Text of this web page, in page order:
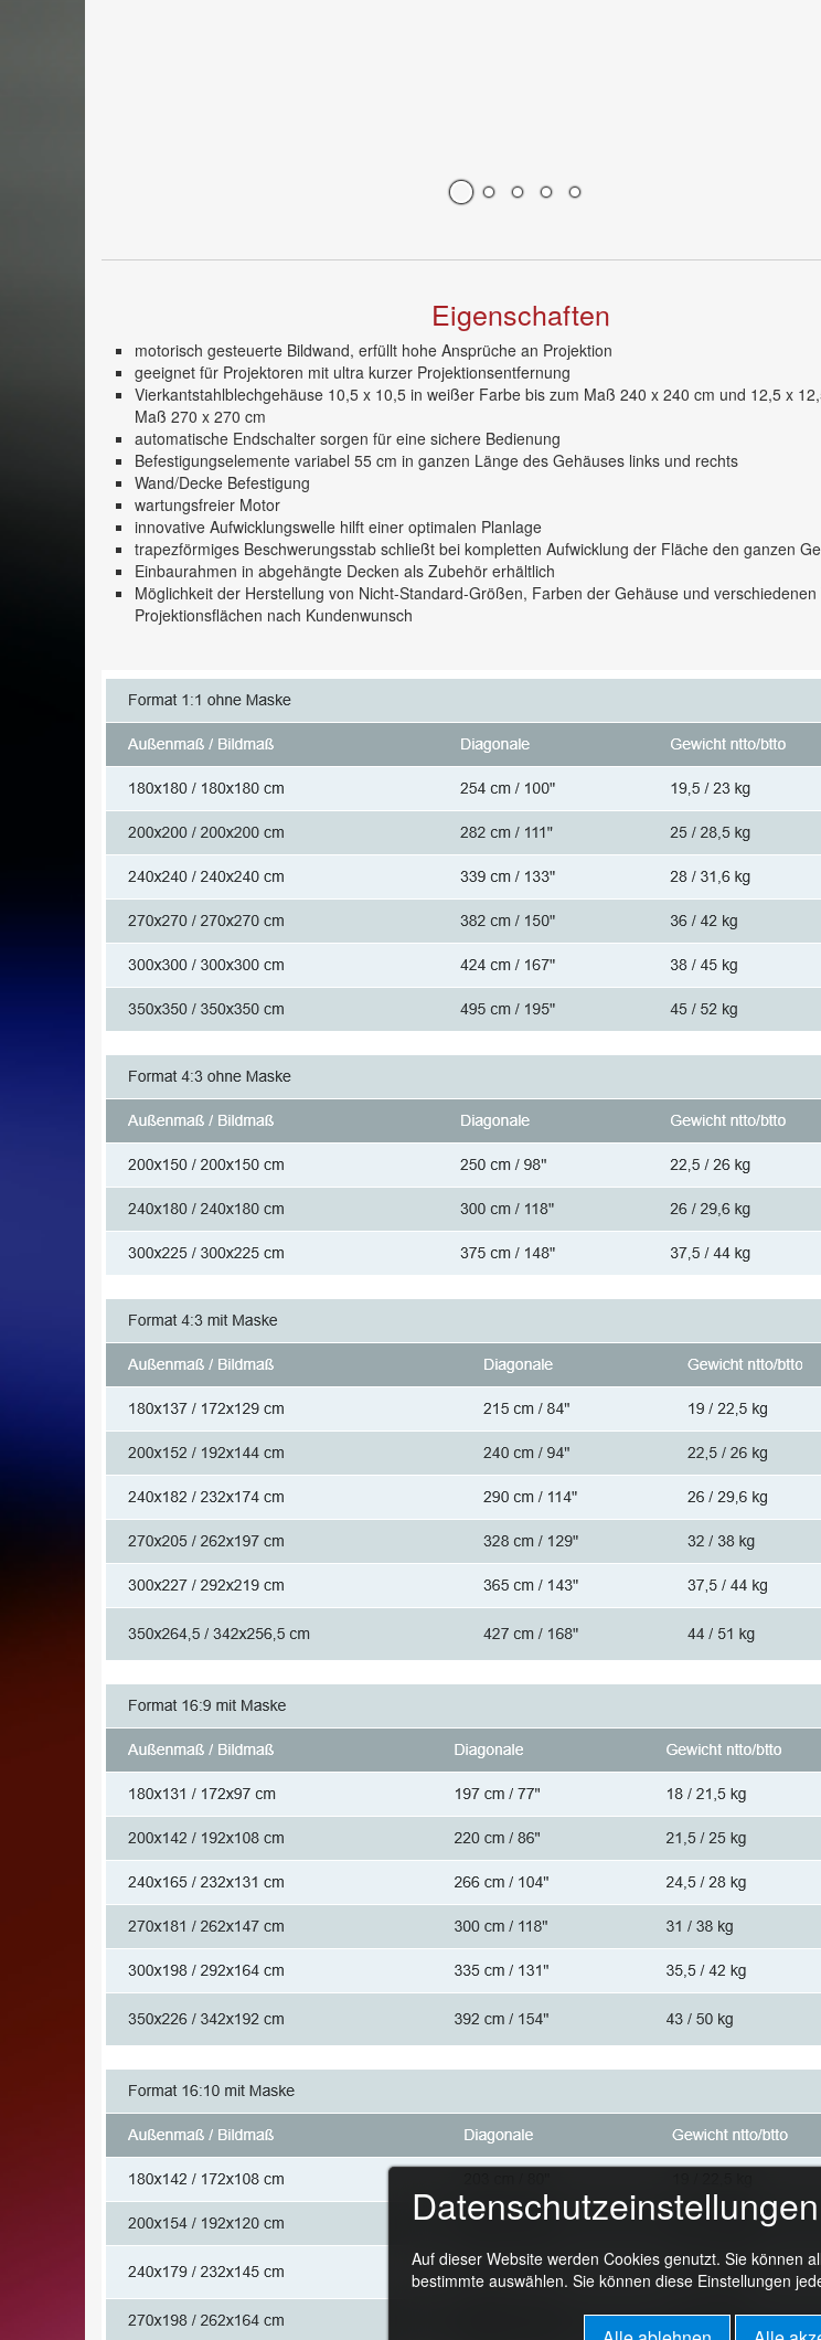
Eigenschaften
motorisch gesteuerte Bildwand, erfüllt hohe Ansprüche an Projektion
geeignet für Projektoren mit ultra kurzer Projektionsentfernung
Vierkantstahlblechgehäuse 10,5 x 10,5 in weißer Farbe bis zum Maß 240 x 240 cm und 12,5 x
Maß 270 x 270 cm
automatische Endschalter sorgen für eine sichere Bedienung
Befestigungselemente variabel 55 cm in ganzen Länge des Gehäuses links und rechts
Wand/Decke Befestigung
wartungsfreier Motor
innovative Aufwicklungswelle hilft einer optimalen Planlage
trapezförmiges Beschwerungsstab schließt bei kompletten Aufwicklung der Fläche den ganzen
Einbaurahmen in abgehängte Decken als Zubehör erhältlich
Möglichkeit der Herstellung von Nicht-Standard-Größen, Farben der Gehäuse und verschiedenen
Projektionsflächen nach Kundenwunsch
Datenschutzeinstellungen
Auf dieser Website werden Cookies genutzt. Sie können
bestimmte auswählen. Sie können diese Einstellungen